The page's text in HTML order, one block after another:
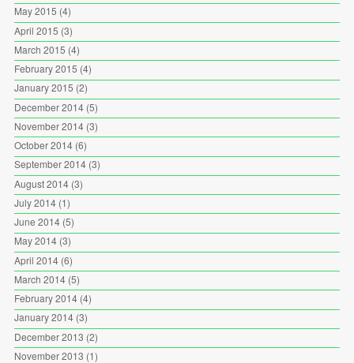
May 2015 (4)
April 2015 (3)
March 2015 (4)
February 2015 (4)
January 2015 (2)
December 2014(5)
November 2014(3)
October 2014(6)
September 2014(3)
August 2014(3)
July 2014(1)
June 2014(5)
May 2014(3)
April 2014(6)
March 2014(5)
February 2014(4)
January 2014(3)
December 2013 (2)
November 2013 (1)